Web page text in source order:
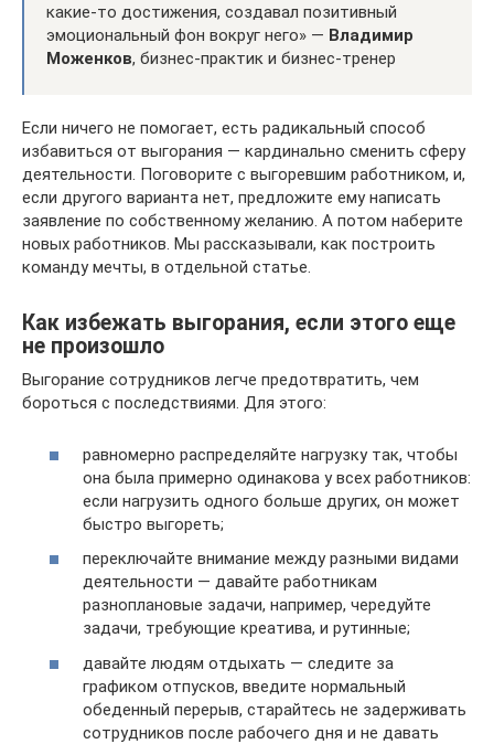
какие-то достижения, создавал позитивный
эмоциональный фон вокруг него» — Владимир
Моженков, бизнес-практик и бизнес-тренер
Если ничего не помогает, есть радикальный способ
избавиться от выгорания — кардинально сменить сферу
деятельности. Поговорите с выгоревшим работником, и,
если другого варианта нет, предложите ему написать
заявление по собственному желанию. А потом наберите
новых работников. Мы рассказывали, как построить
команду мечты, в отдельной статье.
Как избежать выгорания, если этого еще
не произошло
Выгорание сотрудников легче предотвратить, чем
бороться с последствиями. Для этого:
равномерно распределяйте нагрузку так, чтобы
она была примерно одинакова у всех работников:
если нагрузить одного больше других, он может
быстро выгореть;
переключайте внимание между разными видами
деятельности — давайте работникам
разноплановые задачи, например, чередуйте
задачи, требующие креатива, и рутинные;
давайте людям отдыхать — следите за
графиком отпусков, введите нормальный
обеденный перерыв, старайтесь не задерживать
сотрудников после рабочего дня и не давать